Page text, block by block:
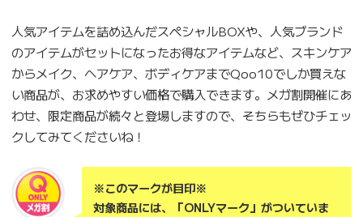
人気アイテムを詰め込んだスペシャルBOXや、人気ブランド
のアイテムがセットになったお得なアイテムなど、スキンケア
からメイク、ヘアケア、ボディケアまでQoo10でしか買えな
い商品が、お求めやすい価格で購入できます。メガ割開催にあ
わせ、限定商品が続々と登場しますので、そちらもぜひチェッ
クしてみてくださいね！
※このマークが目印※
対象商品には、「ONLYマーク」がついていま